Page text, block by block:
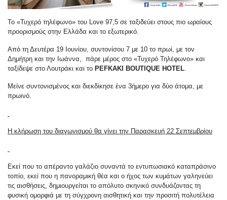
Το «Τυχερό τηλέφωνο» του Love 97,5 σε ταξιδεύει στους πιο ωραίους
προορισμούς στην Ελλάδα και το εξωτερικό.
Από τη Δευτέρα 19 Ιουνίου, συντονίσου 7 με 10 το πρωί, με τον
Δημήτρη και την Ιωάννα, πάρε μέρος στο «Τυχερό Τηλέφωνο» και
ταξίδεψε στο Λουτράκι και το PEFKAKI BOUTIQUE HOTEL
Μείνε συντονισμένος και διεκδίκησε ένα 3ήμερο για δύο άτομα, με
πρωινό.
Η κλήρωση του διαγωνισμού θα γίνει την Παρασκευή 22 Σεπτεμβρίου
Εκεί που το απέραντο γαλάζιο συναντά το εντυπωσιακό καταπράσινο
τοπίο, εκεί που η πανοραμική θέα και ο ήχος των κυμάτων γαληνεύει
τις αισθήσεις, δημιουργείται το απόλυτο σκηνικό συνδυάζοντας τη
φυσική ομορφιά με τη σύγχρονη αισθητική και την προσιτή πολυτέλεια